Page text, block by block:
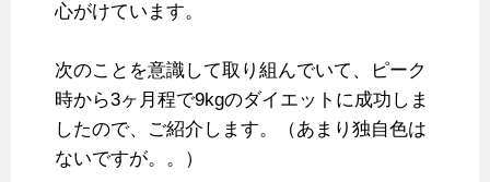
心がけています。
次のことを意識して取り組んでいて、ピーク
時から3ヶ月程で9kgのダイエットに成功しま
したので、ご紹介します。（あまり独自色は
ないですが。。）